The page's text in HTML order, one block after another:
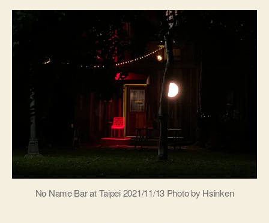
日
期
創
與
（命
資
本
No Name Bar at Taipei 2021/11/13 Photo by Hsinken